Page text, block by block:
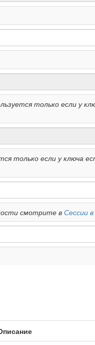
только если у
только если у ключа
смотрите в Сессии